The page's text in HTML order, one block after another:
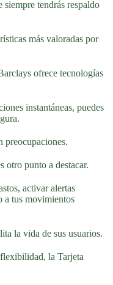
tendrás respaldo
más valoradas por
ofrece tecnologías
instantáneas, puedes
preocupaciones.
otro punto a destacar.
activar alertas
a tus movimientos
la vida de sus usuarios.
la Tarjeta